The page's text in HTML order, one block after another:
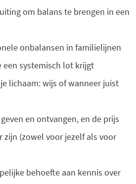
om balans te brengen in een
onbalansen in familielijnen
een systemisch lot krijgt
lichaam: wijs of wanneer juist
en ontvangen, en de prijs
zijn (zowel voor jezelf als voor
behoefte aan kennis over